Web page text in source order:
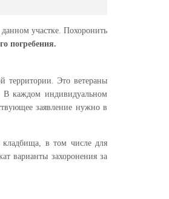
участке. Похоронить
погребения.
территории. Это ветераны
В каждом индивидуальном
заявление нужно в
кладбища, в том числе для
варианты захоронения за